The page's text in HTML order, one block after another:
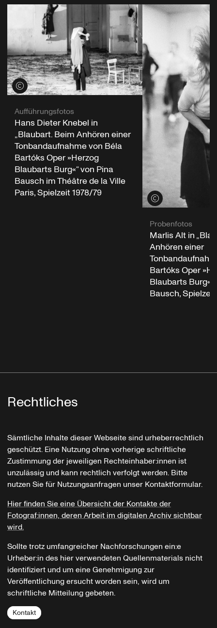
Credits öffnen
Aufführungsfotos
Hans Dieter Knebel in
„Blaubart. Beim Anhören einer
Tonbandaufnahme von Béla
Bartóks Oper »Herzog
Blaubarts Burg«“ von Pina
Bausch im Théâtre de la Ville
Paris, Spielzeit 1978/79
Credits öffnen
Probenfotos
Marlis Alt in
Anhören einer
Bartóks Oper
Blaubarts Burg«“
Bausch, Spielzeit
Rechtliches
Sämtliche Inhalte dieser Webseite sind urheberrechtlich
geschützt. Eine Nutzung ohne vorherige schriftliche
Zustimmung der jeweiligen Rechteinhaber:innen ist
unzulässig und kann rechtlich verfolgt werden. Bitte
nutzen Sie für Nutzungsanfragen unser Kontaktformular.
Hier finden Sie eine Übersicht der Kontakte der
Fotograf:innen, deren Arbeit im digitalen Archiv sichtbar
wird.
Sollte trotz umfangreicher Nachforschungen ein:e
Urheber:in des hier verwendeten Quellenmaterials nicht
identifiziert und um eine Genehmigung zur
Veröffentlichung ersucht worden sein, wird um
schriftliche Mitteilung gebeten.
Kontakt